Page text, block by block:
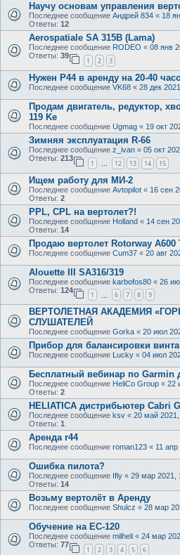
Научу основам управления
Последнее сообщение Андрей 834 « 18
Ответы: 12
Aerospatiale SA 315B (Lama)
Последнее сообщение RODEO « 08 янв
Ответы: 39
1 2 3
Нужен Р44 в аренду на 20-40
Последнее сообщение VK68 « 28 дек
Продам двигатель, редуктор,
119 Ke
Последнее сообщение Ugmag « 19 окт
Зимняя эксплуатация R-66
Последнее сообщение z_ivan « 05 окт
Ответы: 213
1 … 12 13 14 15
Ищем работу для МИ-2
Последнее сообщение Avtopilot « 16 сен
Ответы: 2
PPL, CPL на вертолет?!
Последнее сообщение Holland « 14 сен
Ответы: 14
Продаю вертолет Rotorway A600
Последнее сообщение Cum37 « 20 авг
Alouette III SA316/319
Последнее сообщение karbofos80 « 26
Ответы: 124
1 6 7 8 9
ВЕРТОЛЕТНАЯ АКАДЕМИЯ
СЛУШАТЕЛЕЙ
Последнее сообщение Gorka « 20 июл
Прибор для балансировки винта
Последнее сообщение Lucky « 04 июл
Бесплатный вебинар по Garmin
Последнее сообщение HeliCo Group « 22
Ответы: 2
HELIATICA дистрибьютер Cabri
Последнее сообщение ksv « 20 май
Ответы: 1
Аренда r44
Последнее сообщение roman123 « 11
Ошибка пилота?
Последнее сообщение Ifly « 29 мар 2021,
Ответы: 14
Возьму вертолёт в Аренду
Последнее сообщение Shulcz « 28 мар
Обучение на ЕС-120
Последнее сообщение milheli « 24 мар
Ответы: 77
1 2 3 4 5 6